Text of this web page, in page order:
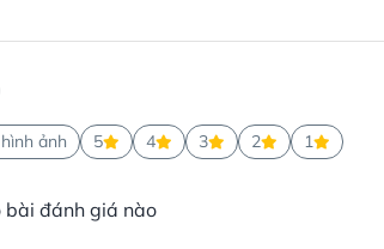
ảnh 5 4 3 2 1
bài đánh giá nào